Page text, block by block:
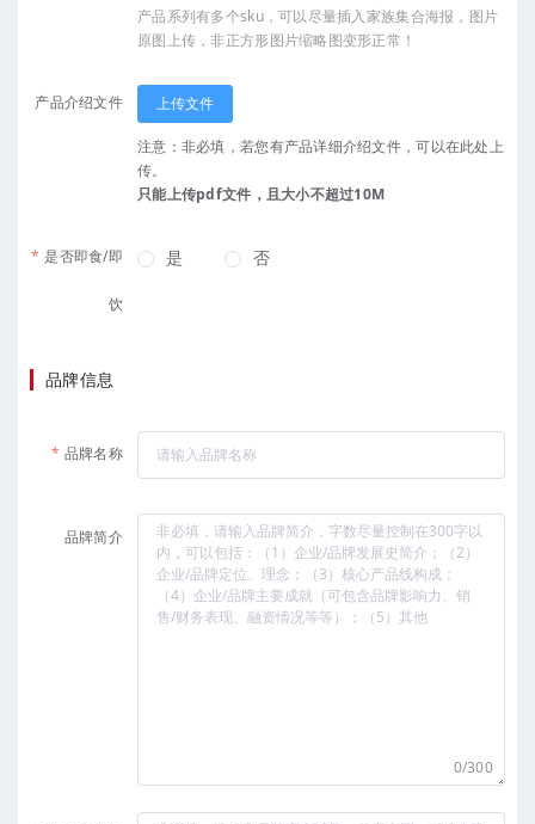
产品系列有多个sku，可以尽量插入家族集合海报，图片
原图上传，非正方形图片缩略图变形正常！
产品介绍文件 上传文件
注意：非必填，若您有产品详细介绍文件，可以在此处上
传。
只能上传pdf文件，且大小不超过10M
是否即食/即
饮
是 否
品牌信息
品牌名称
品牌简介
0/300